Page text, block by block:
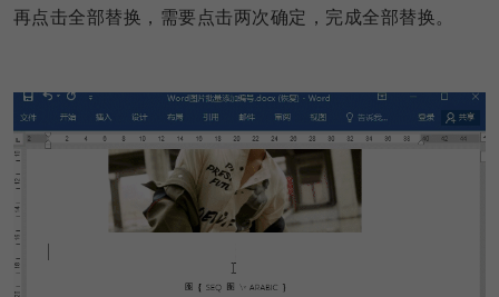
再点击全部替换，需要点击两次确定，完成全部替换。